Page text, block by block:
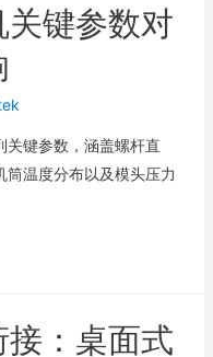
键参数对
关键参数，涵盖螺杆直
温度分布以及模头压力
：桌面式